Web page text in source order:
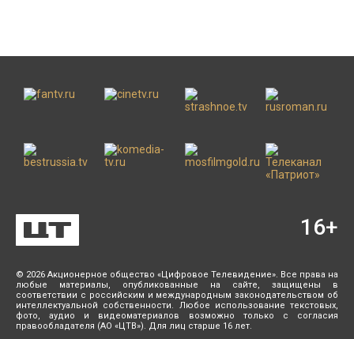
© 2026 Акционерное общество «Цифровое Телевидение». Все права на
любые материалы, опубликованные на сайте, защищены в
соответствии с российским и международным законодательством об
интеллектуальной собственности. Любое использование текстовых,
фото, аудио и видеоматериалов возможно только с согласия
правообладателя (АО «ЦТВ»). Для лиц старше 16 лет.
16+